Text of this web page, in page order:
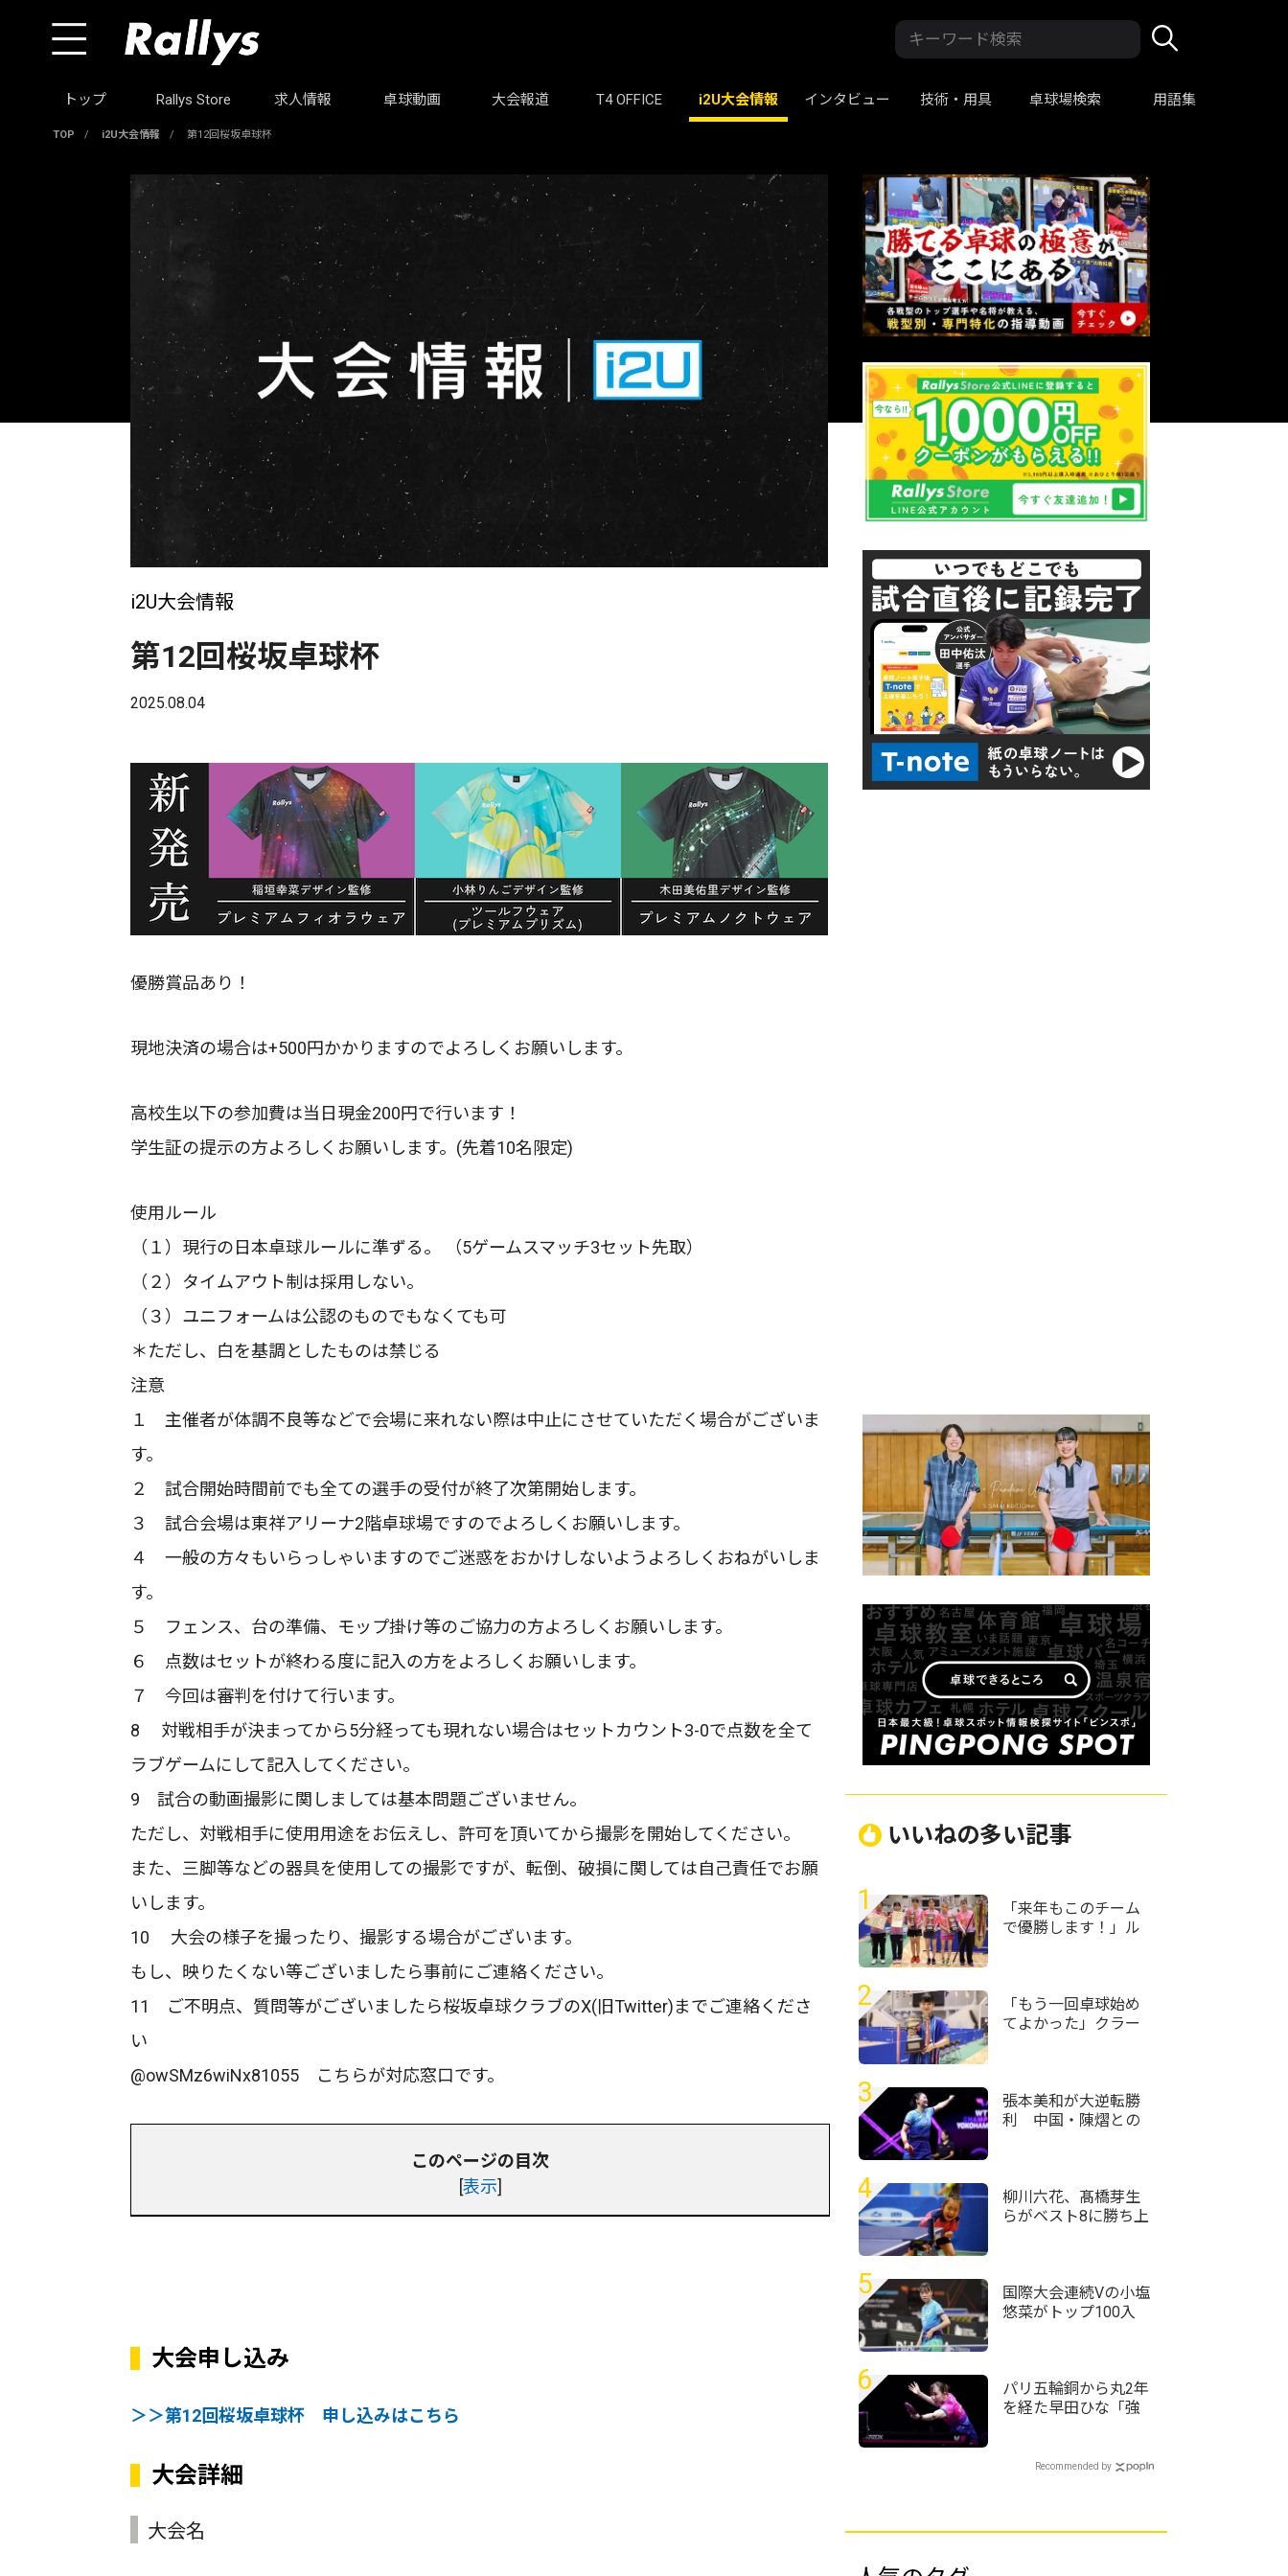
トップ Rallys Store 求人情報 卓球動画 大会報道 T4 OFFICE i2U大会情報 インタビュー 技術・用具 卓球場検索 用語集
TOP / i2U大会情報 / 第12回桜坂卓球杯
i2U大会情報
第12回桜坂卓球杯
2025.08.04
優勝賞品あり！
現地決済の場合は+500円かかりますのでよろしくお願いします。
高校生以下の参加費は当日現金200円で行います！
学生証の提示の方よろしくお願いします。(先着10名限定)
使用ルール
（１）現行の日本卓球ルールに準ずる。 （5ゲームスマッチ3セット先取）
（２）タイムアウト制は採用しない。
（３）ユニフォームは公認のものでもなくても可
＊ただし、白を基調としたものは禁じる
注意
１ 主催者が体調不良等などで会場に来れない際は中止にさせていただく場合がございま
す。
２ 試合開始時間前でも全ての選手の受付が終了次第開始します。
３ 試合会場は東祥アリーナ2階卓球場ですのでよろしくお願いします。
４ 一般の方々もいらっしゃいますのでご迷惑をおかけしないようよろしくおねがいしま
す。
５ フェンス、台の準備、モップ掛け等のご協力の方よろしくお願いします。
６ 点数はセットが終わる度に記入の方をよろしくお願いします。
７ 今回は審判を付けて行います。
8 対戦相手が決まってから5分経っても現れない場合はセットカウント3-0で点数を全て
ラブゲームにして記入してください。
9 試合の動画撮影に関しましては基本問題ございません。
ただし、対戦相手に使用用途をお伝えし、許可を頂いてから撮影を開始してください。
また、三脚等などの器具を使用しての撮影ですが、転倒、破損に関しては自己責任でお願
いします。
10 大会の様子を撮ったり、撮影する場合がございます。
もし、映りたくない等ございましたら事前にご連絡ください。
11 ご不明点、質問等がございましたら桜坂卓球クラブのX(旧Twitter)までご連絡くださ
い
@owSMz6wiNx81055 こちらが対応窓口です。
このページの目次
[表示]
大会申し込み
＞＞第12回桜坂卓球杯 申し込みはこちら
大会詳細
大会名
いいねの多い記事
1
「来年もこのチーム
で優勝します！」ル
通信制卓球大会＞
2
「もう一回卓球始め
てよかった」クラー
校定時制通信制卓球
大会＞
3
張本美和が大逆転勝
利 中国・陳熠との
4
柳川六花、髙橋芽生
らがベスト8に勝ち上
5
国際大会連続Vの小塩
悠菜がトップ100入
ランキング（2026年
第32週）
6
パリ五輪銅から丸2年
を経た早田ひな「強
卓球・WTTチャンピ
Recommended by